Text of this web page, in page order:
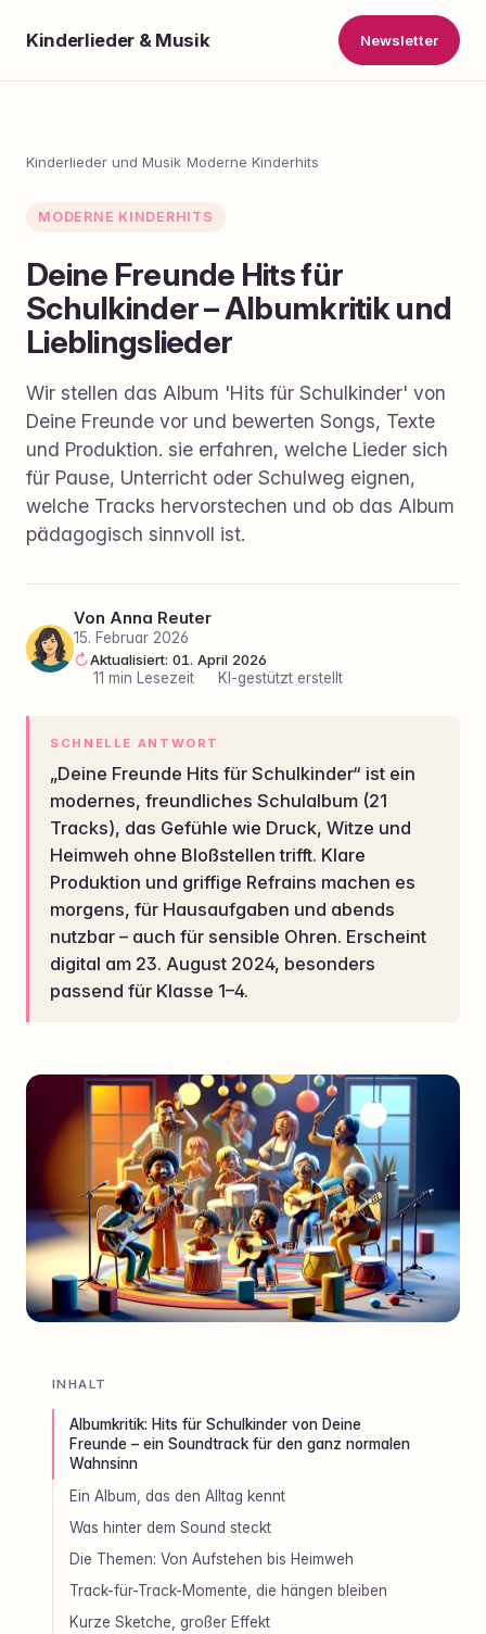
Kinderlieder & Musik Newsletter
Kinderlieder und Musik›Moderne Kinderhits
MODERNE KINDERHITS
Deine Freunde Hits für
Schulkinder – Albumkritik und
Lieblingslieder
Wir stellen das Album 'Hits für Schulkinder' von
Deine Freunde vor und bewerten Songs, Texte
und Produktion. sie erfahren, welche Lieder sich
für Pause, Unterricht oder Schulweg eignen,
welche Tracks hervorstechen und ob das Album
pädagogisch sinnvoll ist.
Von Anna Reuter
15. Februar 2026
Aktualisiert: 01. April 2026
·
11 min Lesezeit · KI-gestützt erstellt
SCHNELLE ANTWORT
„Deine Freunde Hits für Schulkinder“ ist ein
modernes, freundliches Schulalbum (21
Tracks), das Gefühle wie Druck, Witze und
Heimweh ohne Bloßstellen trifft. Klare
Produktion und griffige Refrains machen es
morgens, für Hausaufgaben und abends
nutzbar – auch für sensible Ohren. Erscheint
digital am 23. August 2024, besonders
passend für Klasse 1–4.
INHALT
Albumkritik: Hits für Schulkinder von Deine
Freunde – ein Soundtrack für den ganz normalen
Wahnsinn
Ein Album, das den Alltag kennt
Was hinter dem Sound steckt
Die Themen: Von Aufstehen bis Heimweh
Track-für-Track-Momente, die hängen bleiben
Kurze Sketche, großer Effekt